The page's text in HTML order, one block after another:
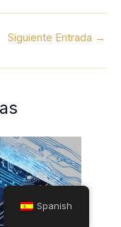
Siguiente Entrada →
Spanish